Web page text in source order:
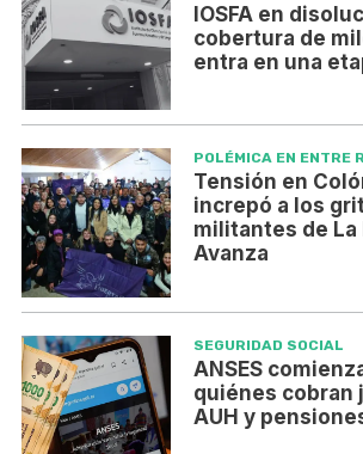
IOSFA en
cobertura de
entra en una
POLÉMICA EN ENTRE
Tensión en
increpó a los
militantes de La
Avanza
SEGURIDAD SOCIAL
ANSES
quiénes cobran
AUH y